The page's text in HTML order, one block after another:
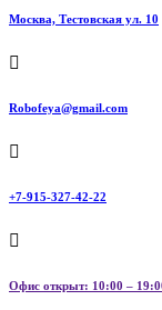
Москва, Тестовская ул. 10
Robofeya@gmail.com
+7-915-327-42-22
Офис открыт: 10:00 –